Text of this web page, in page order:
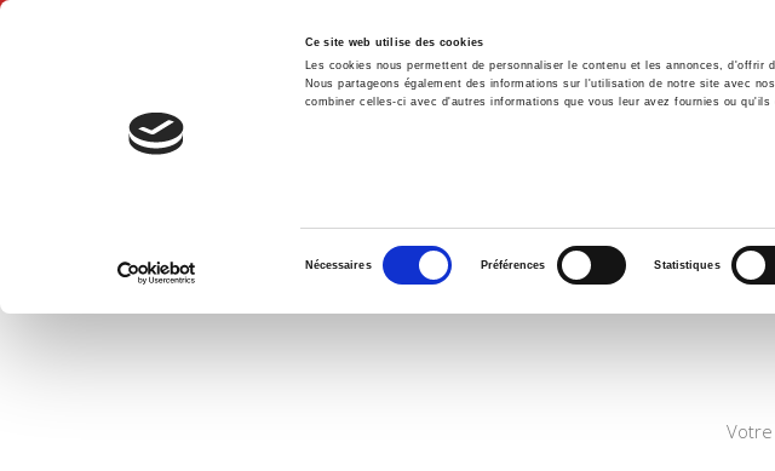
Ce site web utilise des cookies
Les cookies nous permettent de personnaliser le contenu et les annonces,
Nous partageons également des informations sur l'utilisation de notre site avec
combiner celles-ci avec d'autres informations que vous leur avez fournies ou
consentement
Nécessaires Préférences Statistiques
Accueil Environnement
PANIER D'ACHATS